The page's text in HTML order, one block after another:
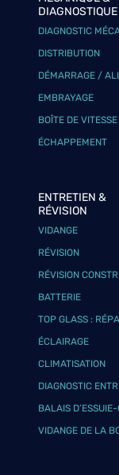
DIAGNOSTIQUE
DIAGNOSTIC
DISTRIBUTION
DÉMARRAGE /
EMBRAYAGE
BOÎTE DE VITESSE
ÉCHAPPEMENT
ENTRETIEN &
RÉVISION
VIDANGE
RÉVISION
RÉVISION
BATTERIE
TOP GLASS :
ÉCLAIRAGE
CLIMATISATION
DIAGNOSTIC
BALAIS
VIDANGE DE LA